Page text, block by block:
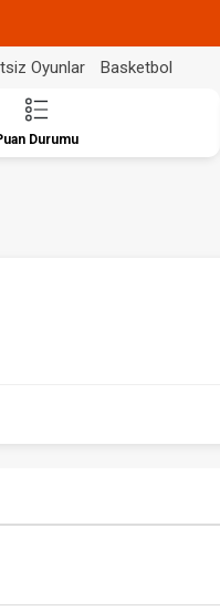
Oyunlar Basketbol
Durumu